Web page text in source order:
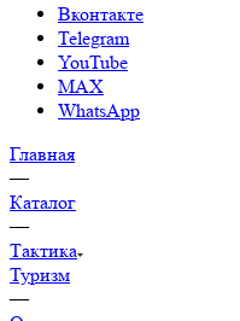
Вконтакте
Telegram
YouTube
MAX
WhatsApp
Главная
—
Каталог
—
Тактика
Туризм
—